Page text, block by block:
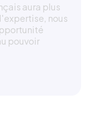
aura plus
nous
pouvoir